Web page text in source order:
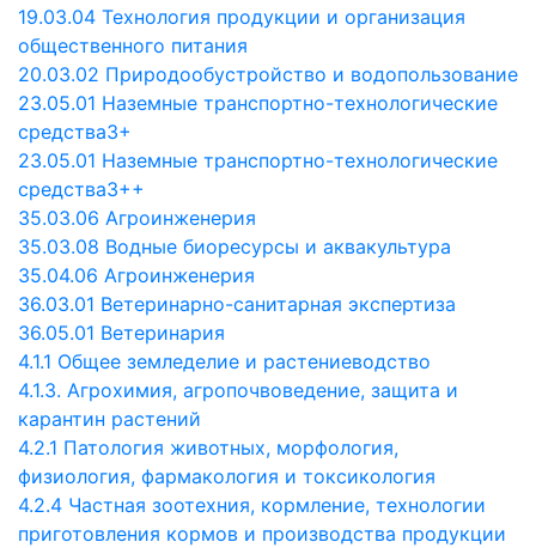
19.03.04 Технология продукции и организация
общественного питания
20.03.02 Природообустройство и водопользование
23.05.01 Наземные транспортно-технологические
средства3+
23.05.01 Наземные транспортно-технологические
средства3++
35.03.06 Агроинженерия
35.03.08 Водные биоресурсы и аквакультура
35.04.06 Агроинженерия
36.03.01 Ветеринарно-санитарная экспертиза
36.05.01 Ветеринария
4.1.1 Общее земледелие и растениеводство
4.1.3. Агрохимия, агропочвоведение, защита и
карантин растений
4.2.1 Патология животных, морфология,
физиология, фармакология и токсикология
4.2.4 Частная зоотехния, кормление, технологии
приготовления кормов и производства продукции